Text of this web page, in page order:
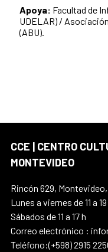
Apoya: Facultad de
UDELAR) /
(ABU).
CCE | CENTRO
MONTEVIDEO
Rincón 629,
Lunes a viernes de 11 a 19
Sábados de 11 a 17 h
Correo electrónico :
Teléfono:(+598) 2915